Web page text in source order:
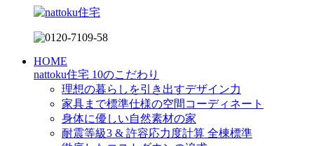
HOME
nattoku住宅 10のこだわり
理想の暮らしを引き出すデザイン力
家具まで標準仕様の空間コーディネート
身体に優しい自然素材の家
耐震等級3 & 許容応力度計算 全棟標準